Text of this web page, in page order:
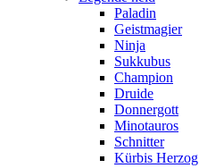
Paladin
Geistmagier
Ninja
Sukkubus
Champion
Druide
Donnergott
Minotauros
Schnitter
Kürbis Herzog